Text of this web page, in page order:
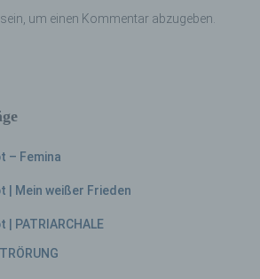
sein, um einen Kommentar abzugeben.
– Femina
| Mein weißer Frieden
PATRIARCHALE